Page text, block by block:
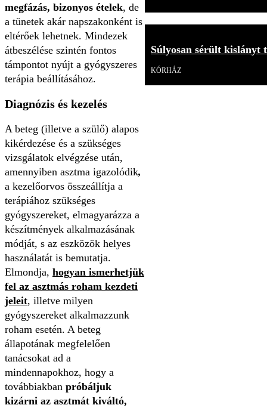
megfázás, bizonyos ételek, de
a tünetek akár napszakonként is
eltérőek lehetnek. Mindezek
átbeszélése szintén fontos
támpontot nyújt a gyógyszeres
terápia beállításához.
Diagnózis és kezelés
A beteg (illetve a szülő) alapos
kikérdezése és a szükséges
vizsgálatok elvégzése után,
amennyiben asztma igazolódik,
a kezelőorvos összeállítja a
terápiához szükséges
gyógyszereket, elmagyarázza a
készítmények alkalmazásának
módját, s az eszközök helyes
használatát is bemutatja.
Elmondja, hogyan ismerhetjük
fel az asztmás roham kezdeti
jeleit, illetve milyen
gyógyszereket alkalmazzunk
roham esetén. A beteg
állapotának megfelelően
tanácsokat ad a
mindennapokhoz, hogy a
továbbiakban próbáljuk
kizárni az asztmát kiváltó,
Súlyosan sérült kislányt
KÓRHÁZ